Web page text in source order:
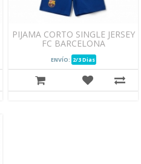
PIJAMA CORTO SINGLE JERSEY
FC BARCELONA
ENVÍO: 2/3 Dias